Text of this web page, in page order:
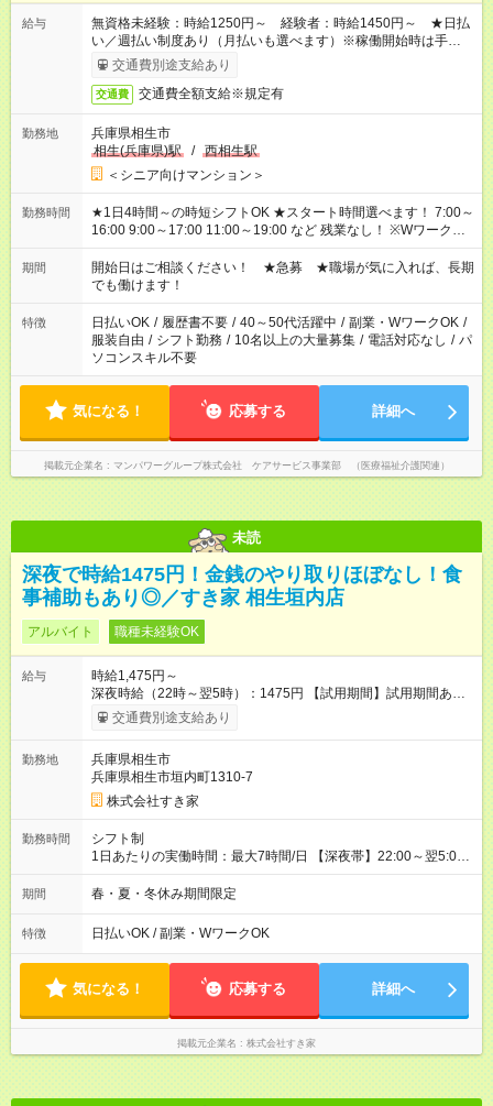
給与
無資格未経験：時給1250円～ 経験者：時給1450円～ ★日払
い／週払い制度あり（月払いも選べます）※稼働開始時は手続き
完了次第のお支払いとなります。
交通費別途支給あり
交通費 交通費全額支給※規定有
勤務地
兵庫県相生市
相生(兵庫県)駅
/ 西相生駅
＜シニア向けマンション＞
勤務時間
★1日4時間～の時短シフトOK ★スタート時間選べます！ 7:00～
16:00 9:00～17:00 11:00～19:00 など 残業なし！ ※Wワークの
場合、他のお仕事と合わせ週40時間超の就業はご案内できませ
ん ※法令に基づき、週20時間以上勤務は社会保険への加入対象
となります ※労働者派遣法（日雇い派遣の原則禁止）により、
短時間・短期間の就業はご案内が難しい場合があります
期間
開始日はご相談ください！ ★急募 ★職場が気に入れば、長期
でも働けます！
特徴 日払いOK / 履歴書不要 / 40～50代活躍中 / 副業・WワークOK /
服装自由 / シフト勤務 / 10名以上の大量募集 / 電話対応なし / パ
ソコンスキル不要
気になる！ 応募する 詳細へ
掲載元企業名 マンパワーグループ株式会社 ケアサービス事業部 （医療福祉介護関連）
未読
深夜で時給1475円！金銭のやり取りほぼなし！食
事補助もあり◎／すき家 相生垣内店
アルバイト 職種未経験OK
給与
時給1,475円～
深夜時給（22時～翌5時）：1475円 【試用期間】試用期間あり
試用期間の長さ：1ヶ月 雇用形態、給与は本採用時と同じです。
試用期間の実態は30日（※条件変更なし）ですが、切り上げで
同時給）
交通費別途支給あり
勤務地
兵庫県相生市
兵庫県相生市垣内町1310-7
株式会社すき家
勤務時間
シフト制
1日あたりの実働時間：最大7時間/日 【深夜帯】22:00～翌5:00
週2日～・1日2h～OK◎ ※22:00から翌5:00までは18歳以上の方
のみ勤務可能です（18歳未満の深夜業務禁止のため） ★深夜で
す。 必ず、2名以上での勤務を行いますので、安心して働けま
す。
期間 春・夏・冬休み期間限定
特徴 日払いOK / 副業・WワークOK
気になる！ 応募する 詳細へ
掲載元企業名 株式会社すき家